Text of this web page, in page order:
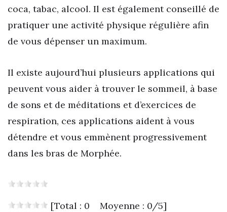
coca, tabac, alcool. Il est également conseillé de
pratiquer une activité physique régulière afin
de vous dépenser un maximum.
Il existe aujourd’hui plusieurs applications qui
peuvent vous aider à trouver le sommeil, à base
de sons et de méditations et d’exercices de
respiration, ces applications aident à vous
détendre et vous emmènent progressivement
dans les bras de Morphée.
[Total : 0 Moyenne : 0/5]